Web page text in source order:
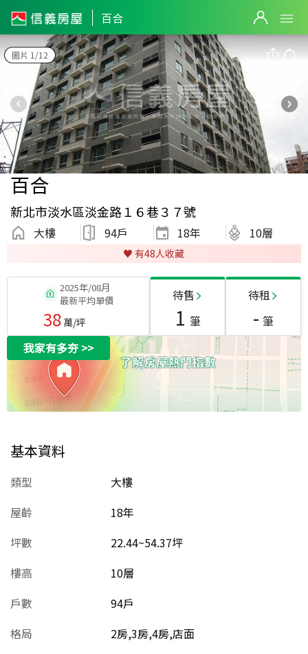
百合
圖片 1/12
百合
新北市淡水區淡金路１６巷３７號
大樓 94戶 18年 10層
♥️ 有48人收藏
2025年/08月
最新平均單價
38萬/坪
待售
1 筆
待租
- 筆
我家有多夯>>
基本資料
類型
大樓
屋齡
18年
坪數
22.44~54.37坪
樓高
10層
戶數
94戶
格局
2房,3房,4房,店面